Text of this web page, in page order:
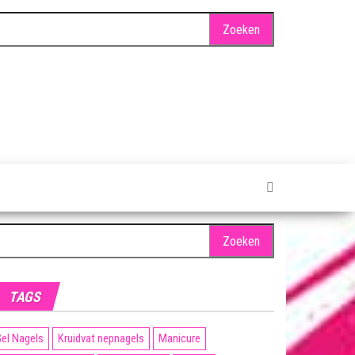
TAGS
Nagels Kruidvat nepnagels
Manicure